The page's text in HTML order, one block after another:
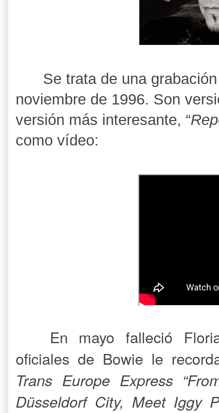
Se trata de una
noviembre de 1996. Son
versión más interesante, “
como vídeo:
En mayo falleció
oficiales de Bowie le
Trans Europe Express
Düsseldorf City, Meet Iggy